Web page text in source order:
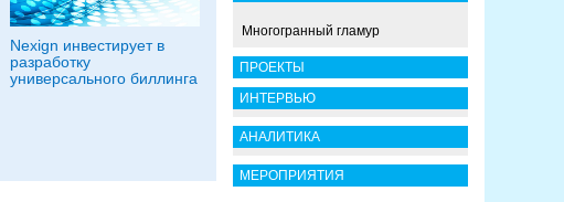
Nexign инвестирует в
разработку
универсального биллинга
Многогранный гламур
ПРОЕКТЫ
ИНТЕРВЬЮ
АНАЛИТИКА
МЕРОПРИЯТИЯ